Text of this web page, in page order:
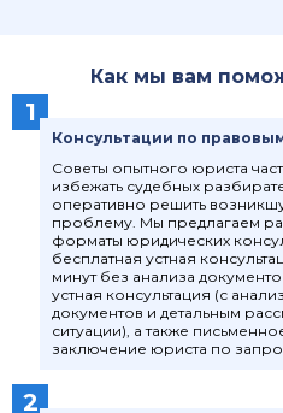
Как мы вам
1
Консультации по
Советы опытного юриста
избежать судебных
оперативно решить
проблему. Мы предлагаем
форматы юридических
бесплатная устная
минут без анализа
устная консультация (с
документов и детальным
ситуации), а также
заключение юриста по
2